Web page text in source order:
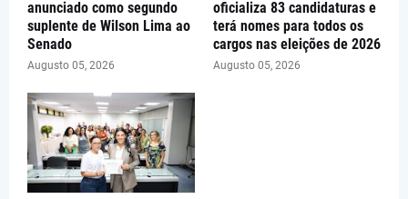
anunciado como segundo
suplente de Wilson Lima ao
Senado
Augusto 05, 2026
oficializa 83 candidaturas e
terá nomes para todos os
cargos nas eleições de 2026
Augusto 05, 2026